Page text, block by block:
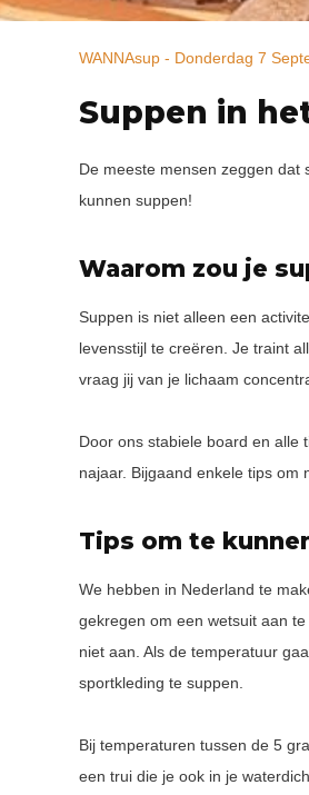
WANNAsup - Donderdag 7
Suppen in
De meeste mensen zeggen dat
kunnen suppen!
Waarom zou je
Suppen is niet alleen een
levensstijl te creëren. Je traint
vraag jij van je lichaam
Door ons stabiele board en alle
najaar. Bijgaand enkele tips om
Tips om te
We hebben in Nederland te
gekregen om een wetsuit aan
niet aan. Als de temperatuur
sportkleding te suppen.
Bij temperaturen tussen de 5
een trui die je ook in je